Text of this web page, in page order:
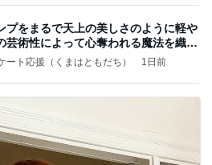
プをまるで天上の美しさのように軽や
芸術性によって心奪われる魔法を織り
ート応援（くまはともだち） 1日前